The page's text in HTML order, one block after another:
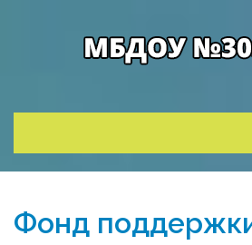
Деятельность
Фонд